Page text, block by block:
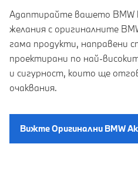
Адаптирайте вашето BMW
желания с оригиналните
гама продукти, направени
проектирани по най-
и сигурност, които ще
очаквания.
Вижте Oригинални BMW